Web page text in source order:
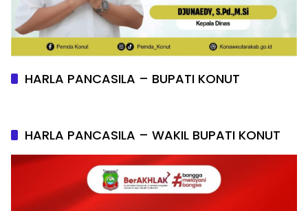
HARLA PANCASILA – BUPATI KONUT
HARLA PANCASILA – WAKIL BUPATI KONUT